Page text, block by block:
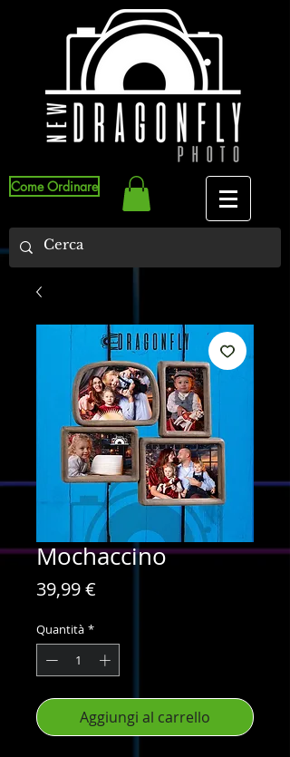
Come Ordinare
Mochaccino
39,99 €
Quantità *
Aggiungi al carrello